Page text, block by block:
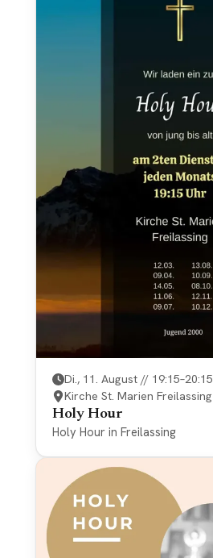
Di., 11. August // 19:15–20:15
Kirche St. Marien Freilassing
Holy Hour
Holy Hour in Freilassing